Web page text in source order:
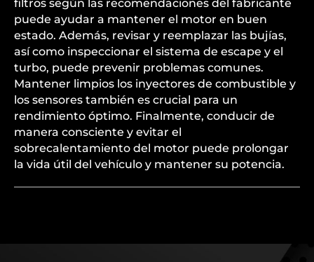
filtros según las recomendaciones del fabricante
puede ayudar a mantener el motor en buen
estado. Además, revisar y reemplazar las bujías,
así como inspeccionar el sistema de escape y el
turbo, puede prevenir problemas comunes.
Mantener limpios los inyectores de combustible y
los sensores también es crucial para un
rendimiento óptimo. Finalmente, conducir de
manera consciente y evitar el
sobrecalentamiento del motor puede prolongar
la vida útil del vehículo y mantener su potencia.